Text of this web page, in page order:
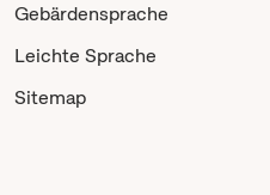
Gebärdensprache
Leichte Sprache
Sitemap